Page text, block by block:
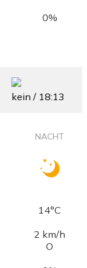
0%
kein / 18:13
NACHT
14°C
2 km/h
O